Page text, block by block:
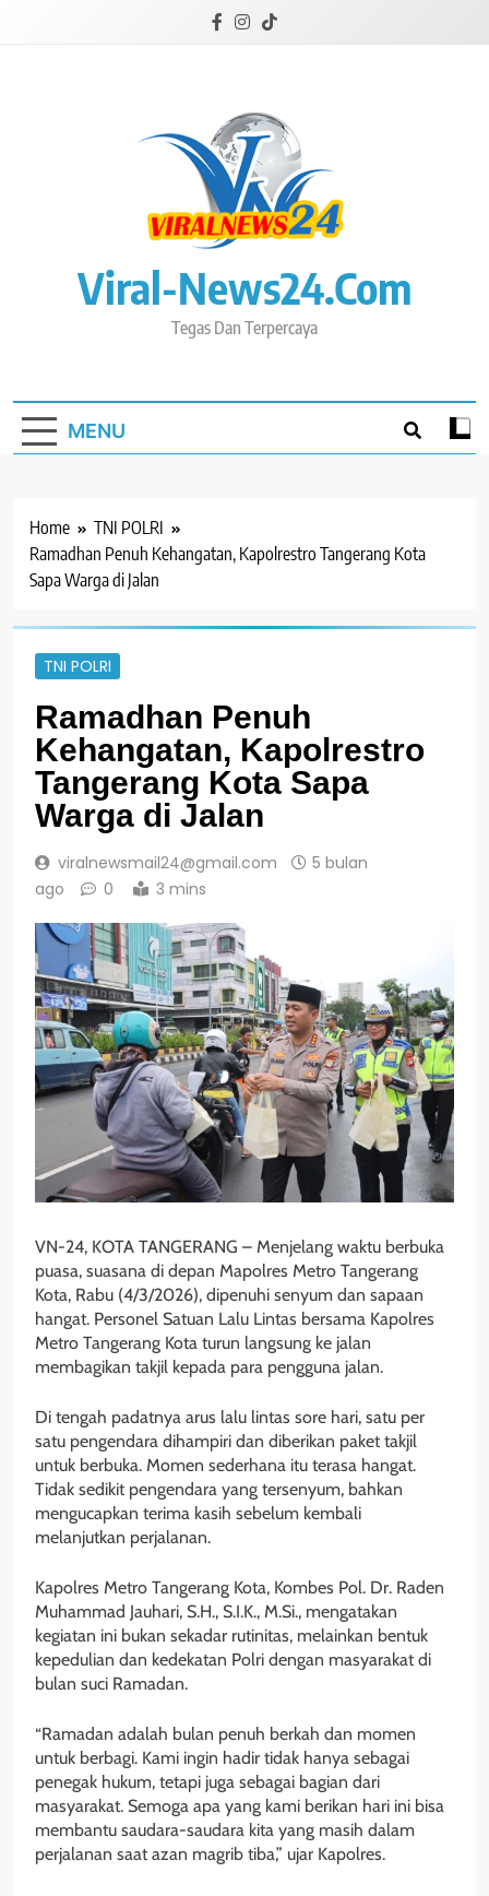
Viral-News24.com
Tegas Dan Terpercaya
MENU
Home
TNI POLRI
Ramadhan Penuh Kehangatan, Kapolrestro Tangerang Kota
Sapa Warga di Jalan
TNI POLRI
Ramadhan Penuh
Kehangatan, Kapolrestro
Tangerang Kota Sapa
Warga di Jalan
viralnewsmail24@gmail.com
5 bulan
ago
0 3 mins
VN-24, KOTA TANGERANG – Menjelang waktu berbuka
puasa, suasana di depan Mapolres Metro Tangerang
Kota, Rabu (4/3/2026), dipenuhi senyum dan sapaan
hangat. Personel Satuan Lalu Lintas bersama Kapolres
Metro Tangerang Kota turun langsung ke jalan
membagikan takjil kepada para pengguna jalan.
Di tengah padatnya arus lalu lintas sore hari, satu per
satu pengendara dihampiri dan diberikan paket takjil
untuk berbuka. Momen sederhana itu terasa hangat.
Tidak sedikit pengendara yang tersenyum, bahkan
mengucapkan terima kasih sebelum kembali
melanjutkan perjalanan.
Kapolres Metro Tangerang Kota, Kombes Pol. Dr. Raden
Muhammad Jauhari, S.H., S.I.K., M.Si., mengatakan
kegiatan ini bukan sekadar rutinitas, melainkan bentuk
kepedulian dan kedekatan Polri dengan masyarakat di
bulan suci Ramadan.
“Ramadan adalah bulan penuh berkah dan momen
untuk berbagi. Kami ingin hadir tidak hanya sebagai
penegak hukum, tetapi juga sebagai bagian dari
masyarakat. Semoga apa yang kami berikan hari ini bisa
membantu saudara-saudara kita yang masih dalam
perjalanan saat azan magrib tiba,” ujar Kapolres.